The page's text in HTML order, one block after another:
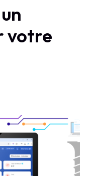
votre